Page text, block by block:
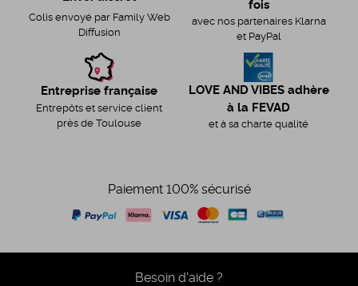
Colis envoyé par Family Web
Diffusion
fois
avec nos partenaires Klarna
et PayPal
Entreprise française
Entrepôts et service client
près de Toulouse
LOVE AND VIBES adhère
à la FEVAD
et à sa charte qualité
Paiement 100% sécurisé
Besoin d'aide ?